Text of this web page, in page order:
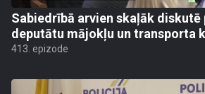
Sabiedrībā arvien skaļāk diskutē
deputātu mājokļu un transporta
413. epizode